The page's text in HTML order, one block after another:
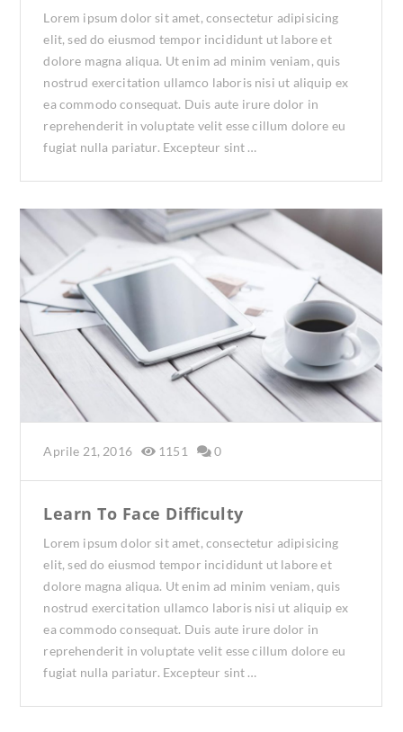
Lorem ipsum dolor sit amet, consectetur adipisicing
elit, sed do eiusmod tempor incididunt ut labore et
dolore magna aliqua. Ut enim ad minim veniam, quis
nostrud exercitation ullamco laboris nisi ut aliquip ex
ea commodo consequat. Duis aute irure dolor in
reprehenderit in voluptate velit esse cillum dolore eu
fugiat nulla pariatur. Excepteur sint …
Aprile 21, 2016 1151 0
Learn To Face Difficulty
Lorem ipsum dolor sit amet, consectetur adipisicing
elit, sed do eiusmod tempor incididunt ut labore et
dolore magna aliqua. Ut enim ad minim veniam, quis
nostrud exercitation ullamco laboris nisi ut aliquip ex
ea commodo consequat. Duis aute irure dolor in
reprehenderit in voluptate velit esse cillum dolore eu
fugiat nulla pariatur. Excepteur sint …